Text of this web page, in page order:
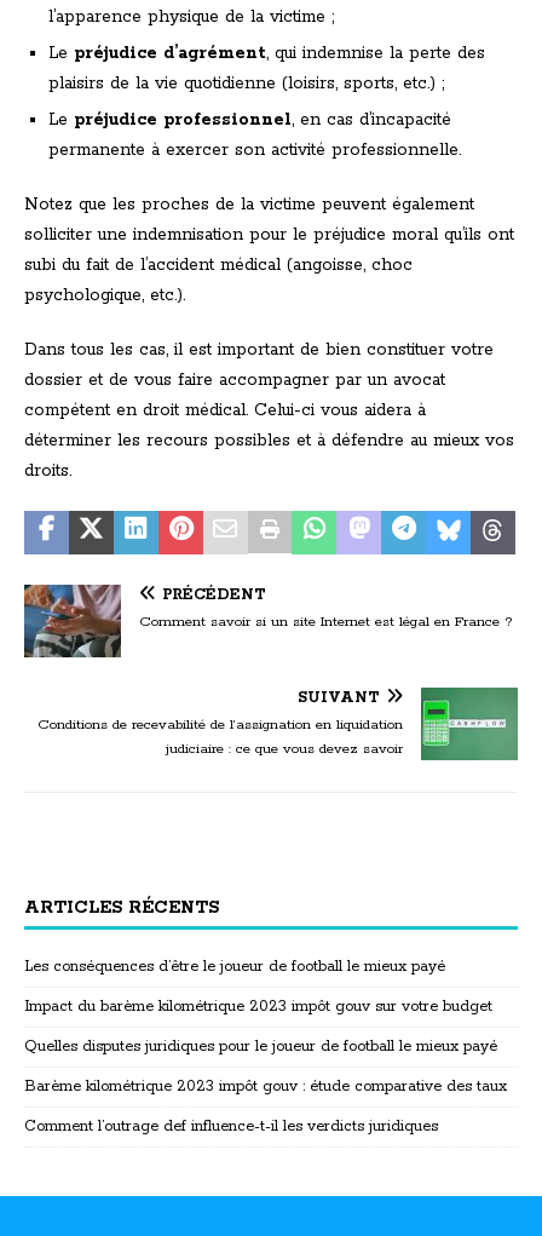
l’apparence physique de la victime ;
Le préjudice d’agrément, qui indemnise la perte des
plaisirs de la vie quotidienne (loisirs, sports, etc.) ;
Le préjudice professionnel, en cas d’incapacité
permanente à exercer son activité professionnelle.
Notez que les proches de la victime peuvent également
solliciter une indemnisation pour le préjudice moral qu’ils ont
subi du fait de l’accident médical (angoisse, choc
psychologique, etc.).
Dans tous les cas, il est important de bien constituer votre
dossier et de vous faire accompagner par un avocat
compétent en droit médical. Celui-ci vous aidera à
déterminer les recours possibles et à défendre au mieux vos
droits.
PRÉCÉDENT
Comment savoir si un site Internet est légal en France ?
SUIVANT
Conditions de recevabilité de l’assignation en liquidation
judiciaire : ce que vous devez savoir
ARTICLES RÉCENTS
Les conséquences d’être le joueur de football le mieux payé
Impact du barème kilométrique 2023 impôt gouv sur votre budget
Quelles disputes juridiques pour le joueur de football le mieux payé
Barème kilométrique 2023 impôt gouv : étude comparative des taux
Comment l’outrage def influence-t-il les verdicts juridiques